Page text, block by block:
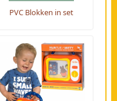
PVC Blokken in set